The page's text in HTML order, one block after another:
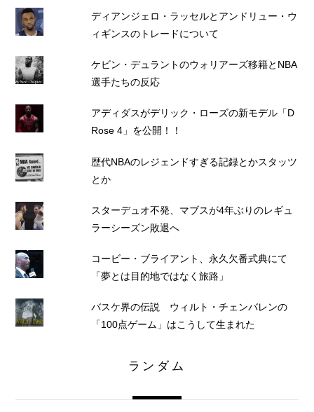
ディアンジェロ・ラッセルとアンドリュー・ウ
ィギンスのトレードについて
ケビン・デュラントのウォリアーズ移籍とNBA
選手たちの反応
アディダスがデリック・ローズの新モデル「D
Rose 4」を公開！！
歴代NBAのレジェンドすぎる記録とかスタッツ
とか
スターデュオ不発、マブスが4年ぶりのレギュ
ラーシーズン敗退へ
コービー・ブライアント、永久欠番式典にて
「夢とは目的地ではなく旅路」
バスケ界の伝説 ウィルト・チェンバレンの
「100点ゲーム」はこうして生まれた
ランダム